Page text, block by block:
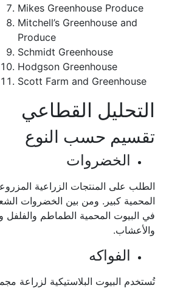
Mikes Greenhouse Produce
Mitchell’s Greenhouse and
Produce
Schmidt Greenhouse
Hodgson Greenhouse
Scott Farm and Greenhouse
التحليل القطاعي
تقسيم حسب النوع
الخضروات
الطلب على المنتجات الزراعية
المحمية كبير. ومن بين الخضروات
في البيوت المحمية الطماطم والفلفل
والأعشاب.
الفواكه
تُستخدم البيوت البلاستيكية لزراعة